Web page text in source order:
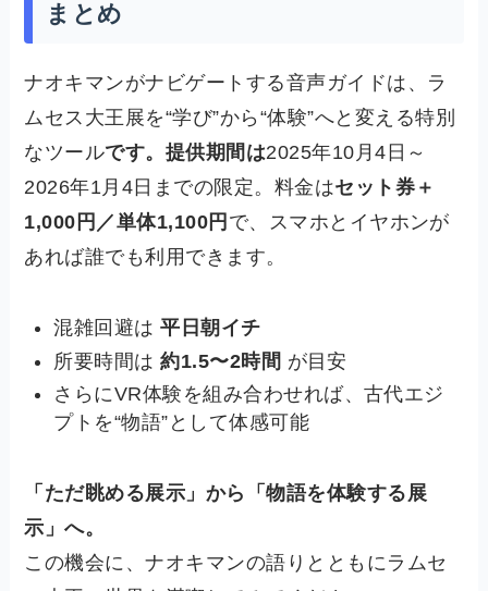
まとめ
ナオキマンがナビゲートする音声ガイドは、ラ
ムセス大王展を“学び”から“体験”へと変える特別
なツールです。提供期間は2025年10月4日～
2026年1月4日までの限定。料金はセット券＋
1,000円／単体1,100円 で、スマホとイヤホンが
あれば誰でも利用できます。
混雑回避は平日朝イチ
所要時間は約1.5〜2時間 が目安
さらにVR体験を組み合わせれば、古代エジ
プトを“物語”として体感可能
「ただ眺める展示」から「物語を体験する展
示」へ。
この機会に、ナオキマンの語りとともにラムセ